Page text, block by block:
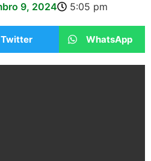
9, 2024 5:05 pm
Twitter WhatsApp